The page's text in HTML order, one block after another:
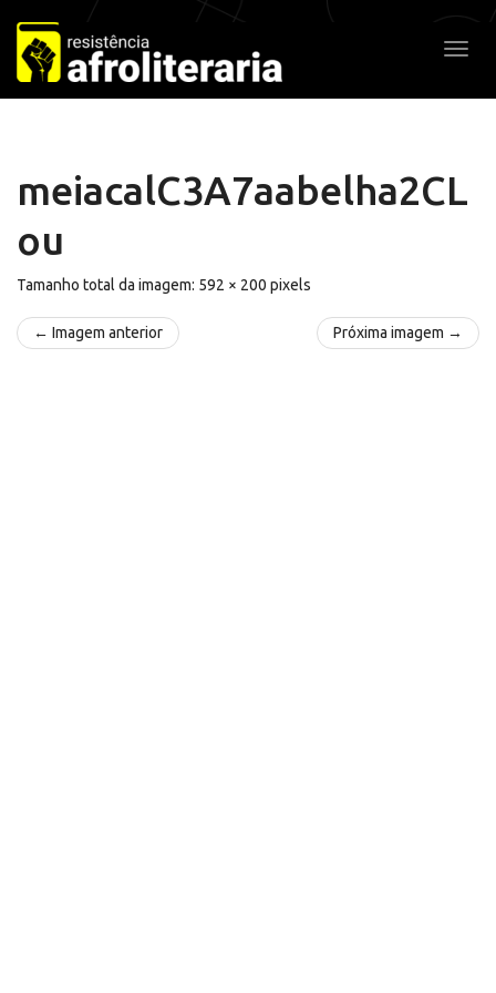
Pular
para
o
conteúdo
meiacalC3A7aabelha2CL
ou
Tamanho total da imagem: 592 × 200 pixels
← Imagem anterior Próxima imagem →